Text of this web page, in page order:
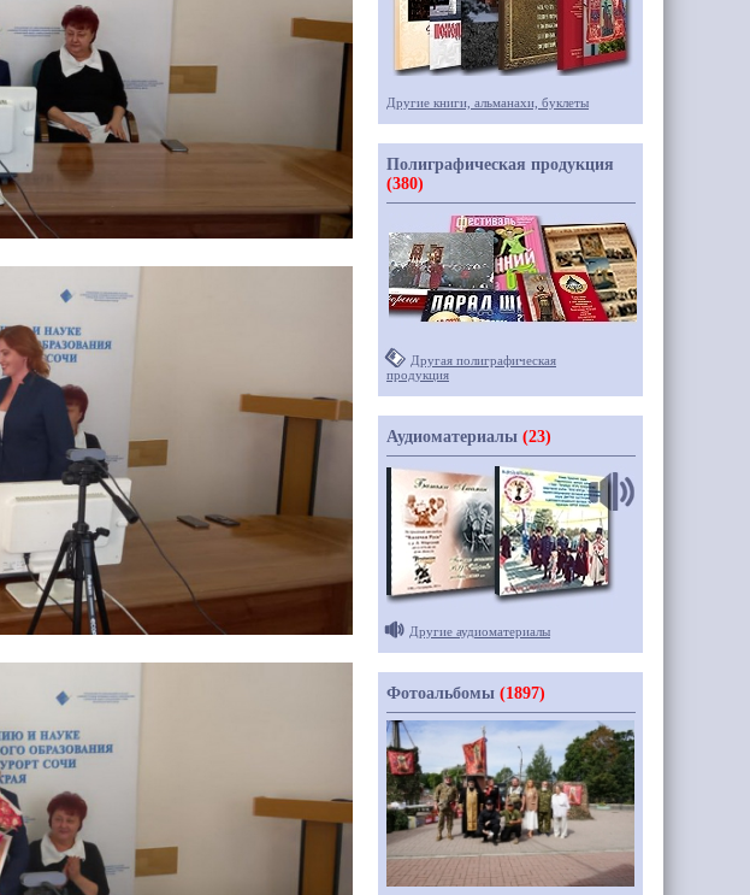
Другие книги, альманахи, буклеты
Полиграфическая продукция
(380)
Другая полиграфическая
продукция
Аудиоматериалы (23)
Другие аудиоматериалы
Фотоальбомы (1897)